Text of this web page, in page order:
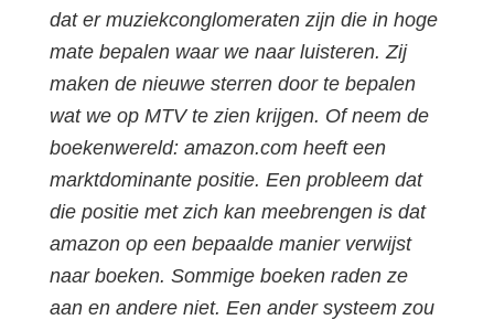
dat er muziekconglomeraten zijn die in hoge
mate bepalen waar we naar luisteren. Zij
maken de nieuwe sterren door te bepalen
wat we op MTV te zien krijgen. Of neem de
boekenwereld: amazon.com heeft een
marktdominante positie. Een probleem dat
die positie met zich kan meebrengen is dat
amazon op een bepaalde manier verwijst
naar boeken. Sommige boeken raden ze
aan en andere niet. Een ander systeem zou